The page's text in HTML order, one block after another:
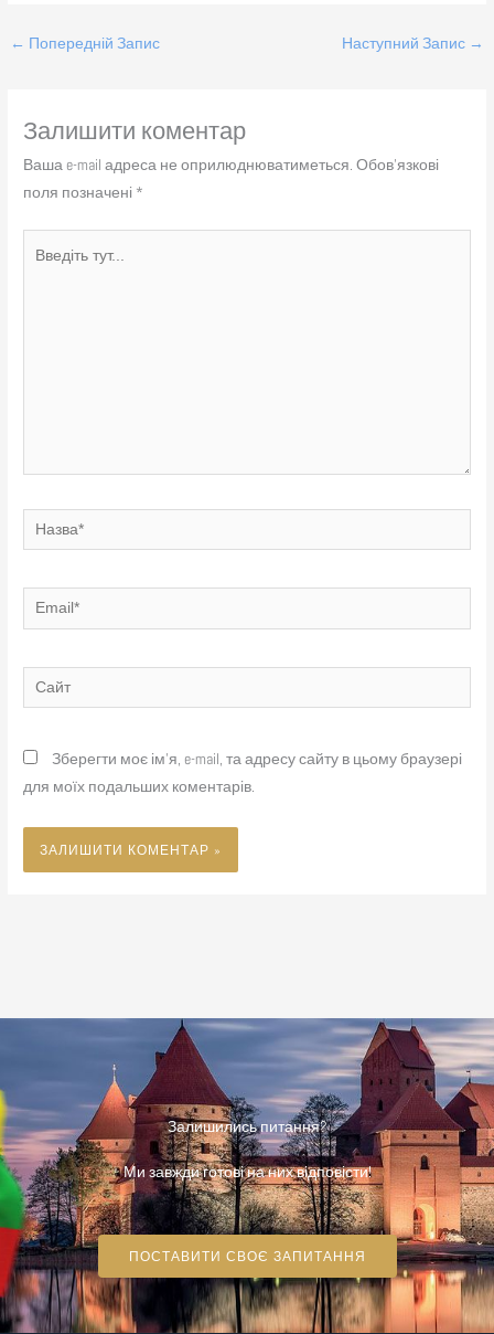
← Попередній Запис Наступний Запис →
Залишити коментар
Ваша e-mail адреса не оприлюднюватиметься. Обов’язкові
поля позначені *
Назва*
Email*
Сайт
Зберегти моє ім'я, e-mail, та адресу сайту в цьому браузері
для моїх подальших коментарів.
Залишились питання?
Ми завжди готові на них відповісти!
ПОСТАВИТИ СВОЄ ЗАПИТАННЯ